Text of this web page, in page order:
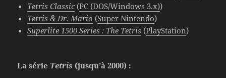
Tetris Classic (PC (DOS/Windows 3.x))
Tetris & Dr. Mario (Super Nintendo)
Superlite 1500 Series : The Tetris (PlayStation)
La série Tetris (jusqu’à 2000) :